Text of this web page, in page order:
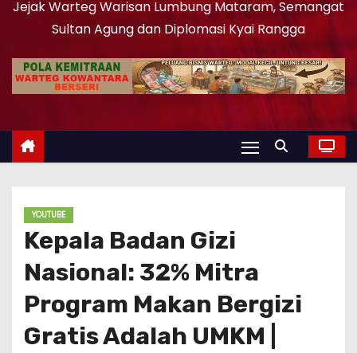
Jejak Warteg Warisan Lumbung Mataram, Semangat
Sultan Agung dan Diplomasi Kyai Rangga
YOUTUBE
Kepala Badan Gizi
Nasional: 32% Mitra
Program Makan Bergizi
Gratis Adalah UMKM |